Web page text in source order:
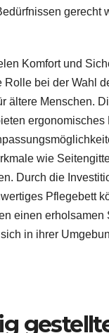
gerecht
Komfort und
Rolle bei der Wahl
ältere Menschen.
ergonomisches
wie
Durch die
Pflegebett
einen erholsamen
in ihrer